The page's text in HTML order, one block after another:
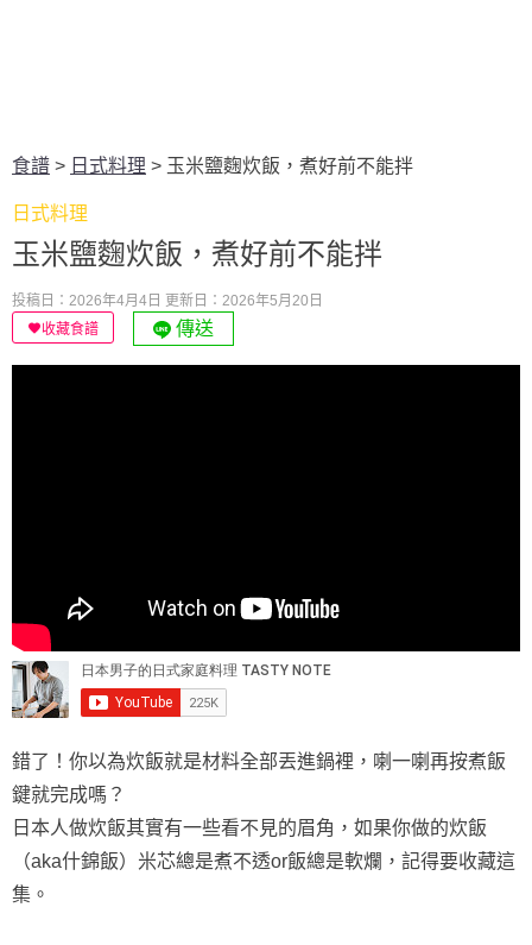
食譜 > 日式料理 > 玉米鹽麴炊飯，煮好前不能拌
日式料理
玉米鹽麴炊飯，煮好前不能拌
投稿日：2026年4月4日 更新日：2026年5月20日
收藏食譜
傳送
錯了！你以為炊飯就是材料全部丟進鍋裡，喇一喇再按煮飯
鍵就完成嗎？
日本人做炊飯其實有一些看不見的眉角，如果你做的炊飯
（aka什錦飯）米芯總是煮不透or飯總是軟爛，記得要收藏這
集。